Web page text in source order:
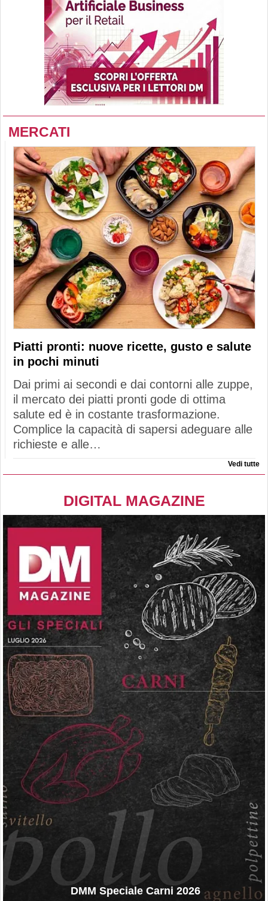
MERCATI
Piatti pronti: nuove ricette, gusto e salute
in pochi minuti
Dai primi ai secondi e dai contorni alle zuppe,
il mercato dei piatti pronti gode di ottima
salute ed è in costante trasformazione.
Complice la capacità di sapersi adeguare alle
richieste e alle…
Vedi tutte
DIGITAL MAGAZINE
DMM Speciale Carni 2026